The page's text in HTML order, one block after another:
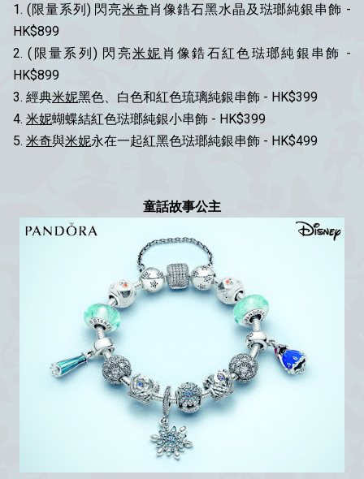
1. (限量系列) 閃亮米奇肖像鋯石黑水晶及琺瑯純銀串飾 -
HK$899
2. (限量系列) 閃亮米妮 肖像鋯石紅色琺瑯純銀串飾 -
HK$899
3. 經典米妮黑色、白色和紅色琉璃純銀串飾 - HK$399
4. 米妮蝴蝶結紅色琺瑯純銀小串飾 - HK$399
5. 米奇與米妮永在一起紅黑色琺瑯純銀串飾 - HK$499
童話故事公主